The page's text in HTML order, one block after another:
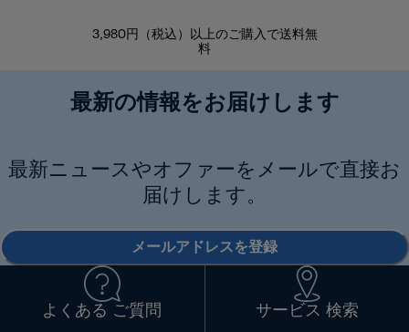
3,980円（税込）以上のご購入で送料無
料
最新の情報をお届けします
最新ニュースやオファーをメールで直接お
届けします。
メールアドレスを登録
よくある ご質問 サービス 検索